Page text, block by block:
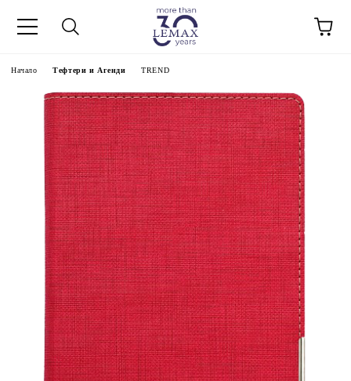
Начало Тефтери и Агенди TREND